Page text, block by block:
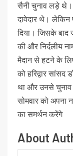
सैनी चुनाव लड़े थे।
दावेदार थे। लेकिन
दिया। जिसके
की और निर्दलीय
मैदान से हटने के
को हरिद्वार सांसद
था और उनसे चुनाव
सोमवार को अपना
का समर्थन करेंगे
About